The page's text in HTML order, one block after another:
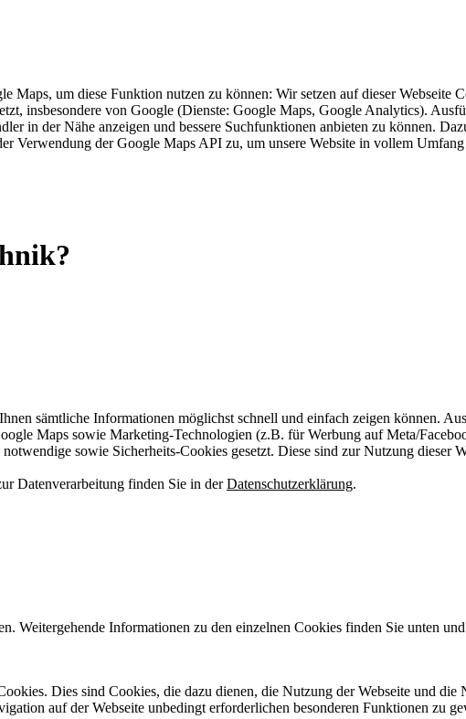
um diese Funktion nutzen zu können: Wir setzen auf dieser Webseite
insbesondere von Google (Dienste: Google Maps, Google Analytics).
in der Nähe anzeigen und bessere Suchfunktionen anbieten zu können.
Verwendung der Google Maps API zu, um unsere Website in vollem
sämtliche Informationen möglichst schnell und einfach zeigen können.
Maps sowie Marketing-Technologien (z.B. für Werbung auf Meta/
sowie Sicherheits-Cookies gesetzt. Diese sind zur Nutzung dieser
Datenverarbeitung finden Sie in derDatenschutzerklärung.
Weitergehende Informationen zu den einzelnen Cookies finden Sie unten
Dies sind Cookies, die dazu dienen, die Nutzung der Webseite und die
auf der Webseite unbedingt erforderlichen besonderen Funktionen zu